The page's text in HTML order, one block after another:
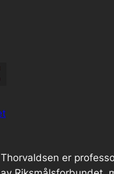
er